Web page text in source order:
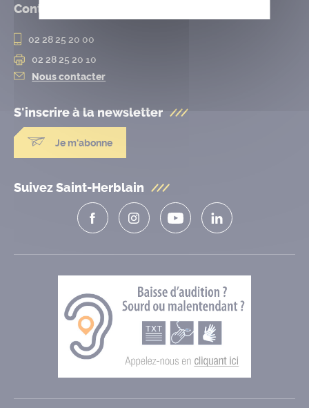
Contact
02 28 25 20 00
02 28 25 20 10
Nous contacter
S'inscrire à la newsletter
Je m'abonne
Suivez Saint-Herblain